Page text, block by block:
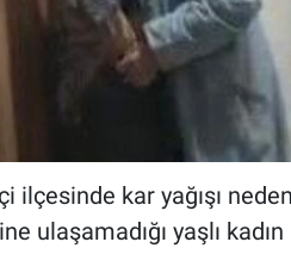
ilçesinde kar yağışı
ulaşamadığı yaşlı